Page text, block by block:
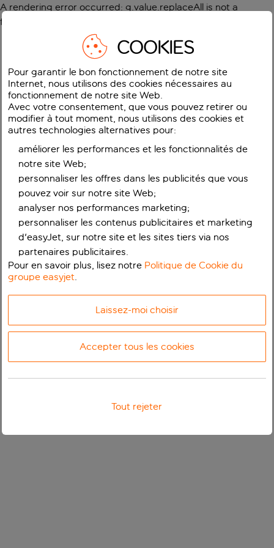
A rendering error occurred: g.value.replaceAll is not a
function
COOKIES
Pour garantir le bon fonctionnement de notre site
Internet, nous utilisons des cookies nécessaires au
fonctionnement de notre site Web.
Avec votre consentement, que vous pouvez retirer ou
modifier à tout moment, nous utilisons des cookies et
autres technologies alternatives pour:
améliorer les performances et les fonctionnalités de
notre site Web;
personnaliser les offres dans les publicités que vous
pouvez voir sur notre site Web;
analyser nos performances marketing;
personnaliser les contenus publicitaires et marketing
d'easyJet, sur notre site et les sites tiers via nos
partenaires publicitaires.
Pour en savoir plus, lisez notre Politique de Cookie du
groupe easyjet.
Laissez-moi choisir
Accepter tous les cookies
Tout rejeter